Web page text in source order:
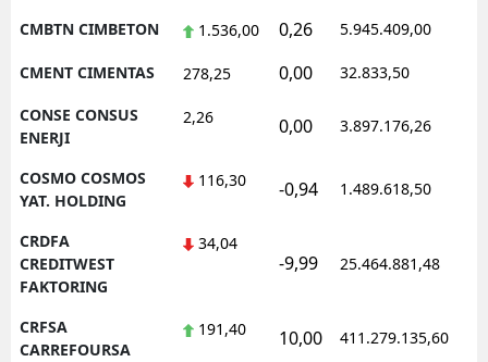
CMBTN CIMBETON 1.536,00 0,26 5.945.409,00
CMENT CIMENTAS 278,25 0,00 32.833,50
CONSE CONSUS
ENERJI
2,26 0,00 3.897.176,26
COSMO COSMOS
YAT. HOLDING
116,30 -0,94 1.489.618,50
CRDFA
CREDITWEST
FAKTORING
34,04
-9,99 25.464.881,48
CRFSA
CARREFOURSA
191,40 10,00 411.279.135,60